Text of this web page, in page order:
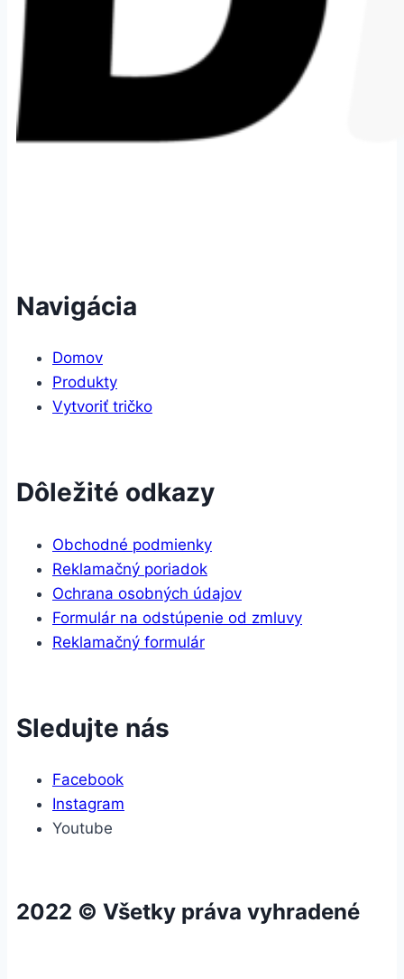
Navigácia
Domov
Produkty
Vytvoriť tričko
Dôležité odkazy
Obchodné podmienky
Reklamačný poriadok
Ochrana osobných údajov
Formulár na odstúpenie od zmluvy
Reklamačný formulár
Sledujte nás
Facebook
Instagram
Youtube
2022 © Všetky práva vyhradené